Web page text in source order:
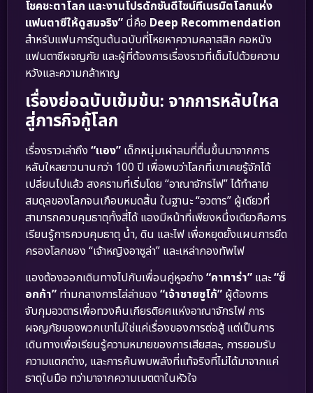
โชคชะตาโลก และงานโปรดักชันดีไซน์ที่เนรมิตโลกแห่ง
แฟนตาซีให้ดูสมจริง” นี่คือ Deep Recommendation
สำหรับแฟนการ์ตูนต้นฉบับที่โหยหาความคลาสสิก คอหนัง
แฟนตาซีผจญภัย และผู้ที่ต้องการเรื่องราวที่เต็มไปด้วยความ
หวังและความกล้าหาญ
เรื่องย่อฉบับเข้มข้น: จากการหลับใหล
สู่ภารกิจกู้โลก
เรื่องราวเล่าถึง “แอง” เด็กหนุ่มเผ่าลมที่ตื่นขึ้นมาจากการ
หลับใหลยาวนานกว่า 100 ปี เพื่อพบว่าโลกที่เขาเคยรู้จักได้
เปลี่ยนไปแล้ว สงครามที่เริ่มโดย “อาณาจักรไฟ” ได้ทำลาย
สมดุลของโลกจนเกือบหมดสิ้น ในฐานะ “อวตาร” ผู้เดียวที่
สามารถควบคุมธาตุทั้งสี่ได้ แองมีหน้าที่เพียงหนึ่งเดียวคือการ
เรียนรู้การควบคุมธาตุ น้ำ, ดิน และไฟ เพื่อหยุดยั้งแผนการยึด
ครองโลกของ “เจ้าหญิงอาซูล่า” และเหล่ากองทัพไฟ
แองต้องออกเดินทางไปกับเพื่อนคู่หูอย่าง “คาทาร่า” และ“ซ็
อกก้า” ท่ามกลางการไล่ล่าของ “เจ้าชายซูโก้” ผู้ต้องการ
จับกุมอวตารเพื่อทวงคืนเกียรติยศแห่งอาณาจักรไฟ การ
ผจญภัยของพวกเขาไม่ใช่แค่เรื่องของการต่อสู้ แต่เป็นการ
เดินทางเพื่อเรียนรู้ความหมายของการเสียสละ, การยอมรับ
ความแตกต่าง, และการค้นพบพลังที่แท้จริงที่ไม่ได้มาจากแค่
ธาตุในมือ ทว่ามาจากความเมตตาในหัวใจ